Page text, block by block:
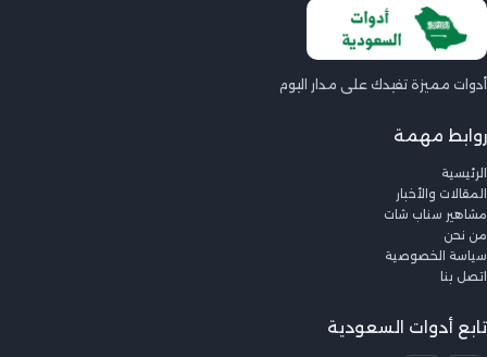
أدوات مميزة تفيدك على مدار اليوم
روابط مهمة
الرئيسية
المقالات والأخبار
مشاهير سناب شات
من نحن
سياسة الخصوصية
اتصل بنا
تابع أدوات السعودية